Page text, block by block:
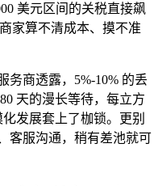
美元区间的关税直接飙
家算不清成本、摸不准
务商透露，5%-10% 的丢
天的漫长等待，每立方
发展套上了枷锁。更别
客服沟通，稍有差池就可